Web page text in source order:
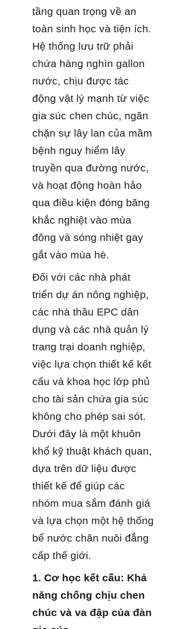
tầng quan trọng về an
toàn sinh học và tiện ích.
Hệ thống lưu trữ phải
chứa hàng nghìn gallon
nước, chịu được tác
động vật lý mạnh từ việc
gia súc chen chúc, ngăn
chặn sự lây lan của mầm
bệnh nguy hiểm lây
truyền qua đường nước,
và hoạt động hoàn hảo
qua điều kiện đóng băng
khắc nghiệt vào mùa
đông và sóng nhiệt gay
gắt vào mùa hè.
Đối với các nhà phát
triển dự án nông nghiệp,
các nhà thầu EPC dân
dụng và các nhà quản lý
trang trại doanh nghiệp,
việc lựa chọn thiết kế kết
cấu và khoa học lớp phủ
cho tài sản chứa gia súc
không cho phép sai sót.
Dưới đây là một khuôn
khổ kỹ thuật khách quan,
dựa trên dữ liệu được
thiết kế để giúp các
nhóm mua sắm đánh giá
và lựa chọn một hệ thống
bể nước chăn nuôi đẳng
cấp thế giới.
1. Cơ học kết cấu: Khả
năng chống chịu chen
chúc và va đập của đàn